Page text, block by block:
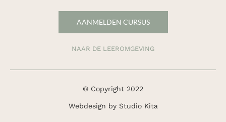
AANMELDEN CURSUS
NAAR DE LEEROMGEVING
© Copyright 2022
Webdesign by Studio Kita